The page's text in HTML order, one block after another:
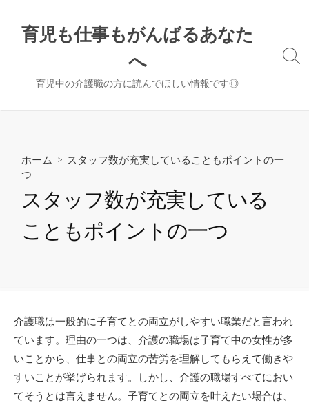
ス
育児も仕事もがんばるあなた
へ
育児中の介護職の方に読んでほしい情報です◎
検
ホーム > スタッフ数が充実していることもポイントの一
つ
スタッフ数が充実している
こともポイントの一つ
介護職は一般的に子育てとの両立がしやすい職業だと言われ
ています。理由の一つは、介護の職場は子育て中の女性が多
いことから、仕事との両立の苦労を理解してもらえて働きや
すいことが挙げられます。しかし、介護の職場すべてにおい
てそうとは言えません。子育てとの両立を叶えたい場合は、